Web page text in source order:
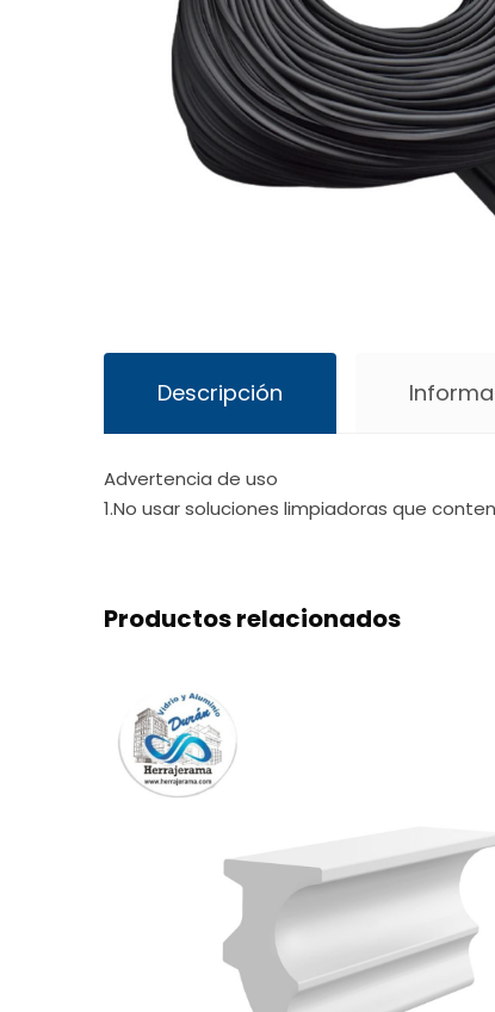
Descripción
Advertencia de uso
1.No usar soluciones limpiadoras que
Productos relacionados